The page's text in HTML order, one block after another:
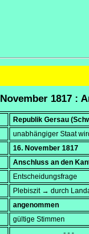
1817 :
Republik Gersau
unabhängiger Staat
16. November 1817
Anschluss an den
Entscheidungsfrage
Plebiszit → durch
angenommen
gültige Stimmen